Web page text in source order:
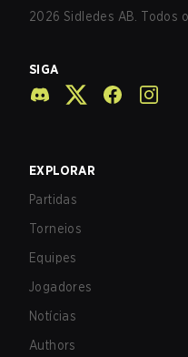
2026 Sidledes AB. Todos
SIGA
EXPLORAR
Partidas
Torneios
Equipes
Jogadores
Notícias
Authors